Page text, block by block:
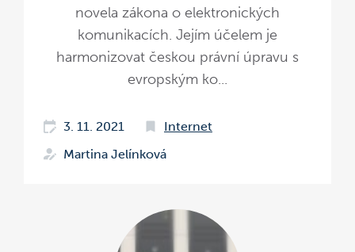
novela zákona o elektronických
komunikacích. Jejím účelem je
harmonizovat českou právní úpravu s
evropským ko...
3. 11. 2021
Internet
Martina Jelínková